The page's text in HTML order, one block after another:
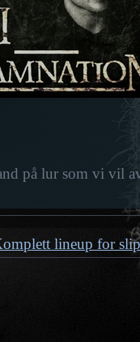
på lur som vi vil
lineup for